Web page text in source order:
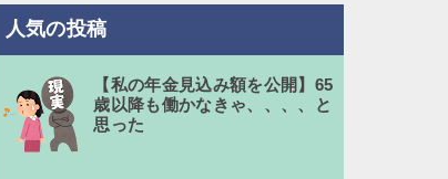
人気の投稿
【私の年金見込み額を公開】65
歳以降も働かなきゃ、、、、と
思った